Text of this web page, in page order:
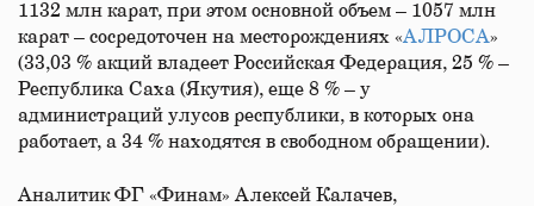
1132 млн карат, при этом основной объем – 1057 млн
карат – сосредоточен на месторождениях «АЛРОСА»
(33,03 % акций владеет Российская Федерация, 25 % –
Республика Саха (Якутия), еще 8 % – у
администраций улусов республики, в которых она
работает, а 34 % находятся в свободном обращении).
Аналитик ФГ «Финам» Алексей Калачев,